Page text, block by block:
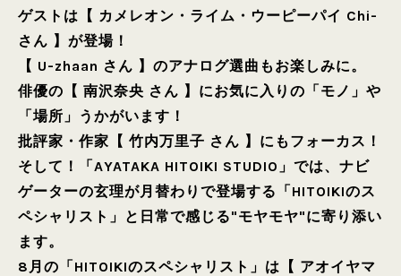
ゲストは【 カメレオン・ライム・ウーピーパイ Chi-
さん 】が登場！
【 U-zhaan さん 】のアナログ選曲もお楽しみに。
俳優の【 南沢奈央 さん 】にお気に入りの「モノ」や
「場所」うかがいます！
批評家・作家【 竹内万里子 さん 】にもフォーカス！
そして！「AYATAKA HITOIKI STUDIO」では、ナビ
ゲーターの玄理が月替わりで登場する「HITOIKIのス
ペシャリスト」と日常で感じる"モヤモヤ"に寄り添い
ます。
8月の「HITOIKIのスペシャリスト」は【 アオイヤマ